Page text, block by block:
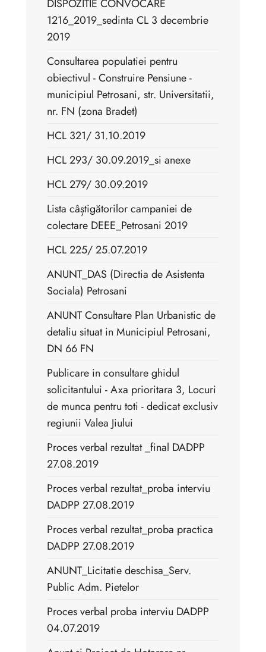
DISPOZITIE CONVOCARE
1216_2019_sedinta CL 3 decembrie
2019
Consultarea populatiei pentru
obiectivul - Construire Pensiune -
municipiul Petrosani, str. Universitatii,
nr. FN (zona Bradet)
HCL 321/ 31.10.2019
HCL 293/ 30.09.2019_si anexe
HCL 279/ 30.09.2019
Lista câștigătorilor campaniei de
colectare DEEE_Petrosani 2019
HCL 225/ 25.07.2019
ANUNT_DAS (Directia de Asistenta
Sociala) Petrosani
ANUNT Consultare Plan Urbanistic de
detaliu situat in Municipiul Petrosani,
DN 66 FN
Publicare in consultare ghidul
solicitantului - Axa prioritara 3, Locuri
de munca pentru toti - dedicat exclusiv
regiunii Valea Jiului
Proces verbal rezultat _final DADPP
27.08.2019
Proces verbal rezultat_proba interviu
DADPP 27.08.2019
Proces verbal rezultat_proba practica
DADPP 27.08.2019
ANUNT_Licitatie deschisa_Serv.
Public Adm. Pietelor
Proces verbal proba interviu DADPP
04.07.2019